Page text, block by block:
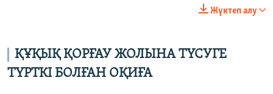
720p 1080p
Жүктеп алу
ҚҰҚЫҚ ҚОРҒАУ ЖОЛЫНА ТҮСУГЕ
ТҮРТКІ БОЛҒАН ОҚИҒА